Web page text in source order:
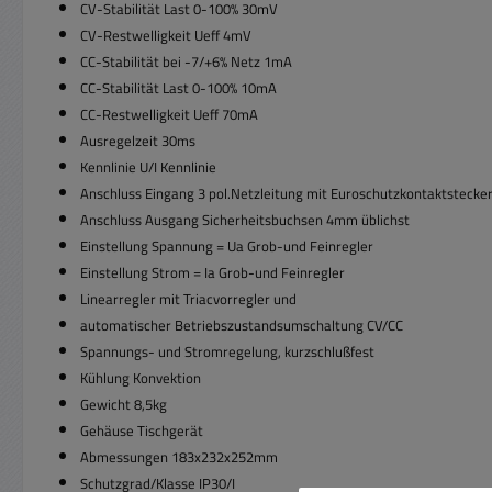
CV-Stabilität Last 0-100% 30mV
CV-Restwelligkeit Ueff 4mV
CC-Stabilität bei -7/+6% Netz 1mA
CC-Stabilität Last 0-100% 10mA
CC-Restwelligkeit Ueff 70mA
Ausregelzeit 30ms
Kennlinie U/I Kennlinie
Anschluss Eingang 3 pol.Netzleitung mit Euroschutzkontaktstecker
Anschluss Ausgang Sicherheitsbuchsen 4mm üblichst
Einstellung Spannung = Ua Grob-und Feinregler
Einstellung Strom = Ia Grob-und Feinregler
Linearregler mit Triacvorregler und
automatischer Betriebszustandsumschaltung CV/CC
Spannungs- und Stromregelung, kurzschlußfest
Kühlung Konvektion
Gewicht 8,5kg
Gehäuse Tischgerät
Abmessungen 183x232x252mm
Schutzgrad/Klasse IP30/I